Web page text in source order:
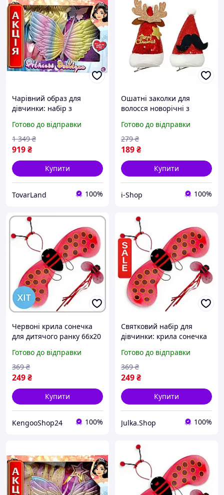
Чарівний образ для
дівчинки: набір з
крилами, спідницею та
паличкою на ранок
Готово до відправки
919₴
1 349 ₴
Купити
TovarLand 100%
Ошатні заколки для
волосся новорічні з
дівчаток в наборі олень
та вуса Санти
Готово до відправки
189₴
279 ₴
Купити
i-Shop 100%
Червоні крила сонечка
для дитячого ранку 66x20
Готово до відправки
249₴
369 ₴
Купити
KengooShop24 100%
Святковий набір для
дівчинки: крила сонечка
вусиками 66x20 см
Готово до відправки
249₴
369 ₴
Купити
Julka.Shop 100%